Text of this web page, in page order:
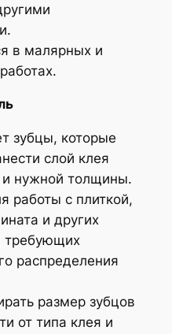
в малярных и
зубцы, которые
слой клея
нужной толщины.
работы с плиткой,
и других
требующих
распределения
размер зубцов
от типа клея и